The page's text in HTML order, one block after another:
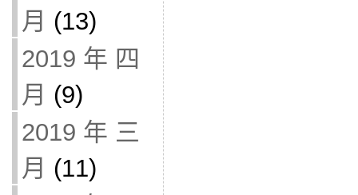
月 (13)
2019 年 四
月 (9)
2019 年 三
月 (11)